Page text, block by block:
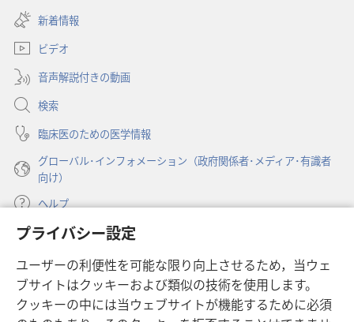
プライバシー設定
ユーザーの利便性を可能な限り向上させるため，当ウェ
ブサイトはクッキーおよび類似の技術を使用します。
クッキーの中には当ウェブサイトが機能するために必須
タ
で
開
く）
し
い
タ
ブ
で
開
く）
新着情報
ビデオ
音声解説付きの動画
検索
臨床医のための医学情報
グローバル･インフォメーション（政府関係者･メディア･有識者
向け）
ヘルプ
寄付
し
い
タ
ブ
ものみの塔 オンライン・ライブラリー
（新
し
®